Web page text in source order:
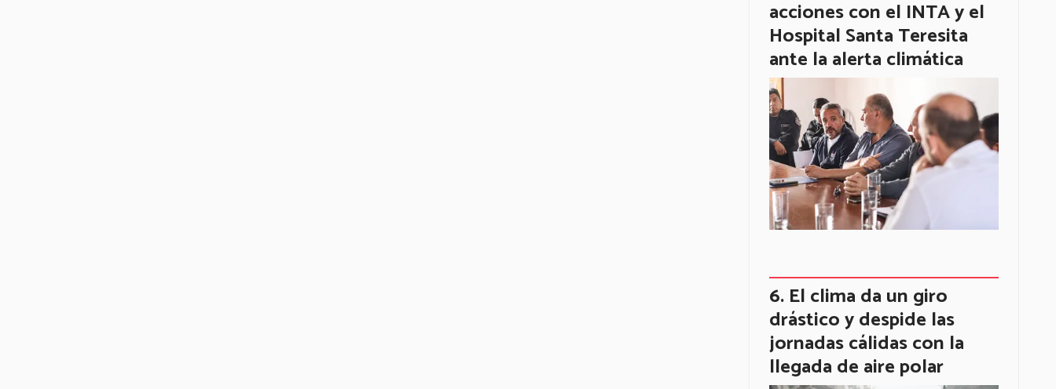
acciones con el INTA y el
Hospital Santa Teresita
ante la alerta climática
El clima da un giro
drástico y despide las
jornadas cálidas con la
llegada de aire polar